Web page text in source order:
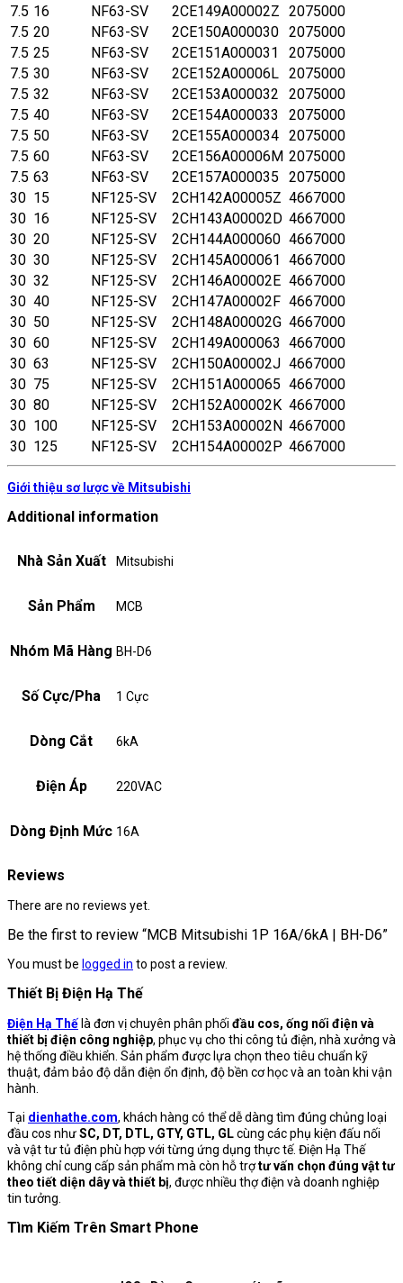
7.5 16 NF63-SV 2CE149A00002Z 2075000
7.5 20 NF63-SV 2CE150A000030 2075000
7.5 25 NF63-SV 2CE151A000031
2075000
7.5 30 NF63-SV 2CE152A00006L 2075000
7.5 32 NF63-SV 2CE153A000032
2075000
7.5 40 NF63-SV 2CE154A000033
2075000
7.5 50 NF63-SV 2CE155A000034 2075000
7.5 60 NF63-SV 2CE156A00006M 2075000
7.5 63 NF63-SV 2CE157A000035
2075000
30 15 NF125-SV 2CH142A00005Z 4667000
30 16 NF125-SV 2CH143A00002D 4667000
30 20 NF125-SV 2CH144A000060 4667000
30 30 NF125-SV 2CH145A000061 4667000
30 32 NF125-SV 2CH146A00002E 4667000
30 40 NF125-SV 2CH147A00002F 4667000
30 50 NF125-SV 2CH148A00002G 4667000
30 60 NF125-SV 2CH149A000063 4667000
30 63 NF125-SV 2CH150A00002J 4667000
30 75 NF125-SV 2CH151A000065 4667000
30 80 NF125-SV 2CH152A00002K 4667000
30 100 NF125-SV 2CH153A00002N 4667000
30 125 NF125-SV 2CH154A00002P 4667000
Giới thiệu sơ lược về Mitsubishi
Additional information
Nhà Sản Xuất Mitsubishi
Sản Phẩm MCB
Nhóm Mã Hàng BH-D6
Số Cực/Pha 1 Cực
Dòng Cắt 6kA
Điện Áp 220VAC
Dòng Định Mức 16A
Reviews
There are no reviews yet.
Be the first to review “MCB Mitsubishi 1P 16A/6kA | BH-D6”
You must be logged in to post a review.
Thiết Bị Điện Hạ Thế
Điện Hạ Thế là đơn vị chuyên phân phối đầu cos, ống nối điện và
thiết bị điện công nghiệp, phục vụ cho thi công tủ điện, nhà xưởng và
hệ thống điều khiển. Sản phẩm được lựa chọn theo tiêu chuẩn kỹ
thuật, đảm bảo độ dẫn điện ổn định, độ bền cơ học và an toàn khi vận
hành.
Tại dienhathe.com, khách hàng có thể dễ dàng tìm đúng chủng loại
đầu cos nhưSC, DT, DTL, GTY, GTL, GLcùng các phụ kiện đấu nối
và vật tư tủ điện phù hợp với từng ứng dụng thực tế. Điện Hạ Thế
không chỉ cung cấp sản phẩm mà còn hỗ trợtư vấn chọn đúng vật tư
theo tiết diện dây và thiết bị, được nhiều thợ điện và doanh nghiệp
tin tưởng.
Tìm Kiếm Trên Smart Phone